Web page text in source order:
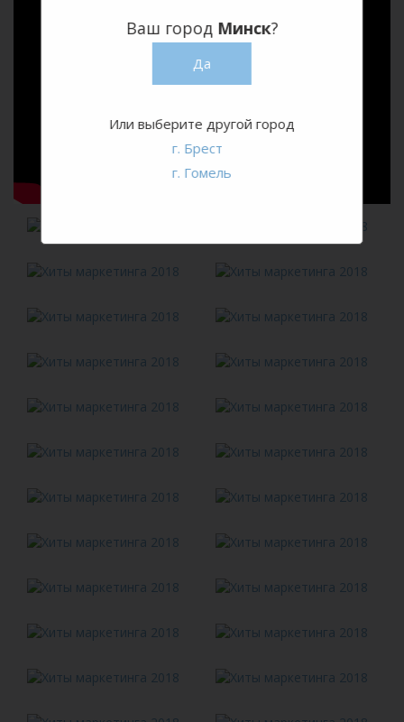
Ваш город Минск?
Да
Или выберите другой город
г. Брест
г. Гомель